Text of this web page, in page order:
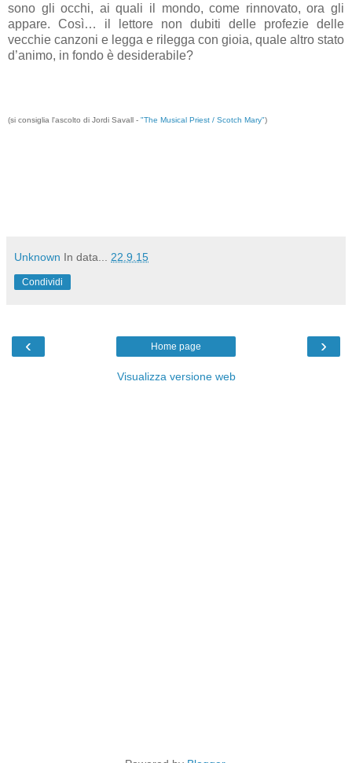
sono gli occhi, ai quali il mondo, come rinnovato, ora gli
appare. Così… il lettore non dubiti delle profezie delle
vecchie canzoni e legga e rilegga con gioia, quale altro stato
d’animo, in fondo è desiderabile?
(si consiglia l'ascolto di Jordi Savall - "The Musical Priest / Scotch Mary")
Unknown In data... 22.9.15
Condividi
‹ ›
Home page
Visualizza versione web